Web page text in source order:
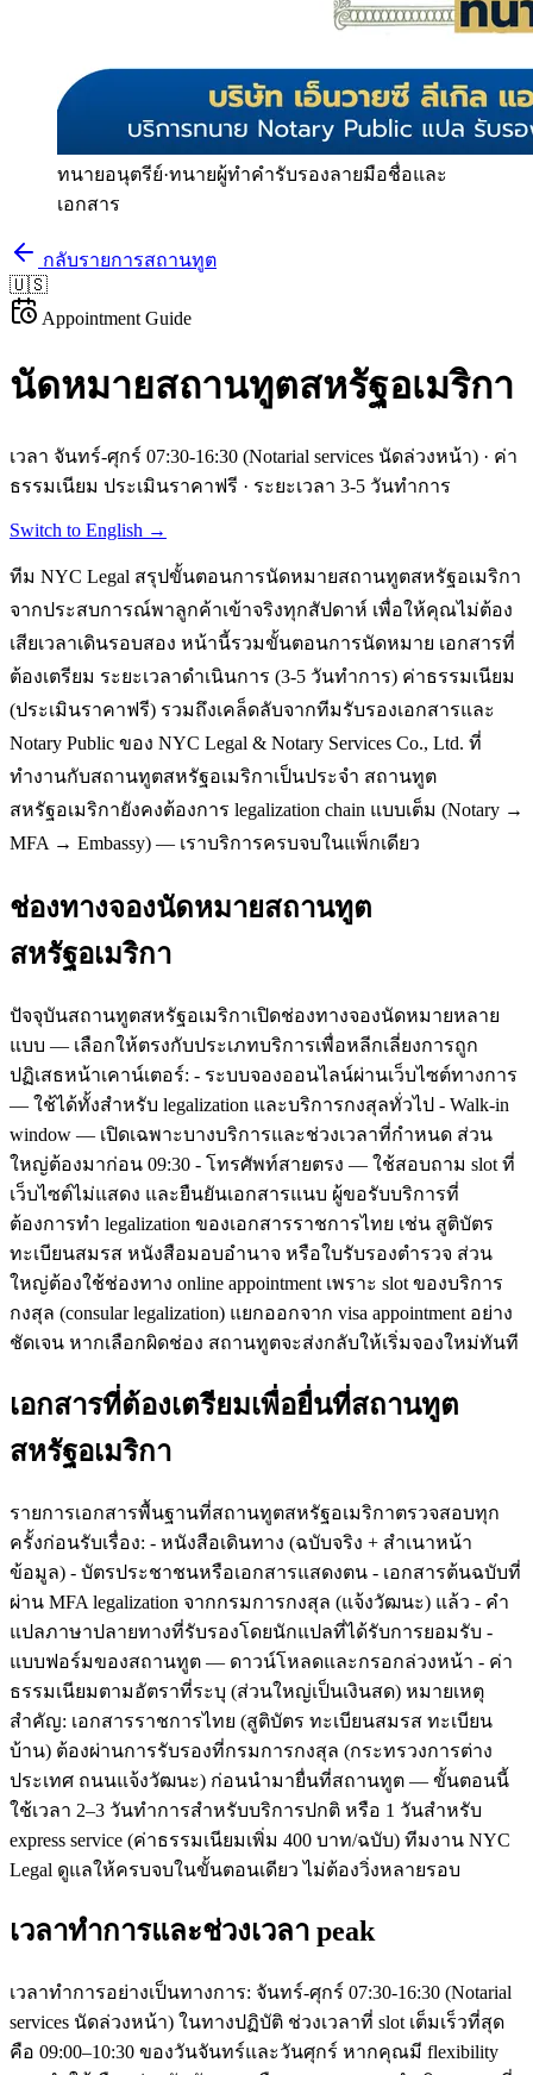
ทนายอนุตรีย์·ทนายผู้ทำคำรับรองลายมือชื่อและ
เอกสาร
กลับรายการสถานทูต
🇺🇸
Appointment Guide
นัดหมายสถานทูตสหรัฐอเมริกา
เวลา จันทร์-ศุกร์ 07:30-16:30 (Notarial services นัดล่วงหน้า) · ค่า
ธรรมเนียม ประเมินราคาฟรี · ระยะเวลา 3-5 วันทำการ
Switch to English →
ทีม NYC Legal สรุปขั้นตอนการนัดหมายสถานทูตสหรัฐอเมริกา
จากประสบการณ์พาลูกค้าเข้าจริงทุกสัปดาห์ เพื่อให้คุณไม่ต้อง
เสียเวลาเดินรอบสอง หน้านี้รวมขั้นตอนการนัดหมาย เอกสารที่
ต้องเตรียม ระยะเวลาดำเนินการ (3-5 วันทำการ) ค่าธรรมเนียม
(ประเมินราคาฟรี) รวมถึงเคล็ดลับจากทีมรับรองเอกสารและ
Notary Public ของ NYC Legal & Notary Services Co., Ltd. ที่
ทำงานกับสถานทูตสหรัฐอเมริกาเป็นประจำ สถานทูต
สหรัฐอเมริกายังคงต้องการ legalization chain แบบเต็ม (Notary →
MFA → Embassy) — เราบริการครบจบในแพ็กเดียว
ช่องทางจองนัดหมายสถานทูต
สหรัฐอเมริกา
ปัจจุบันสถานทูตสหรัฐอเมริกาเปิดช่องทางจองนัดหมายหลาย
แบบ — เลือกให้ตรงกับประเภทบริการเพื่อหลีกเลี่ยงการถูก
ปฏิเสธหน้าเคาน์เตอร์: - ระบบจองออนไลน์ผ่านเว็บไซต์ทางการ
— ใช้ได้ทั้งสำหรับ legalization และบริการกงสุลทั่วไป - Walk-in
window — เปิดเฉพาะบางบริการและช่วงเวลาที่กำหนด ส่วน
ใหญ่ต้องมาก่อน 09:30 - โทรศัพท์สายตรง — ใช้สอบถาม slot ที่
เว็บไซต์ไม่แสดง และยืนยันเอกสารแนบ ผู้ขอรับบริการที่
ต้องการทำ legalization ของเอกสารราชการไทย เช่น สูติบัตร
ทะเบียนสมรส หนังสือมอบอำนาจ หรือใบรับรองตำรวจ ส่วน
ใหญ่ต้องใช้ช่องทาง online appointment เพราะ slot ของบริการ
กงสุล (consular legalization) แยกออกจาก visa appointment อย่าง
ชัดเจน หากเลือกผิดช่อง สถานทูตจะส่งกลับให้เริ่มจองใหม่ทันที
เอกสารที่ต้องเตรียมเพื่อยื่นที่สถานทูต
สหรัฐอเมริกา
รายการเอกสารพื้นฐานที่สถานทูตสหรัฐอเมริกาตรวจสอบทุก
ครั้งก่อนรับเรื่อง: - หนังสือเดินทาง (ฉบับจริง + สำเนาหน้า
ข้อมูล) - บัตรประชาชนหรือเอกสารแสดงตน - เอกสารต้นฉบับที่
ผ่าน MFA legalization จากกรมการกงสุล (แจ้งวัฒนะ) แล้ว - คำ
แปลภาษาปลายทางที่รับรองโดยนักแปลที่ได้รับการยอมรับ -
แบบฟอร์มของสถานทูต — ดาวน์โหลดและกรอกล่วงหน้า - ค่า
ธรรมเนียมตามอัตราที่ระบุ (ส่วนใหญ่เป็นเงินสด) หมายเหตุ
สำคัญ: เอกสารราชการไทย (สูติบัตร ทะเบียนสมรส ทะเบียน
บ้าน) ต้องผ่านการรับรองที่กรมการกงสุล (กระทรวงการต่าง
ประเทศ ถนนแจ้งวัฒนะ) ก่อนนำมายื่นที่สถานทูต — ขั้นตอนนี้
ใช้เวลา 2–3 วันทำการสำหรับบริการปกติ หรือ 1 วันสำหรับ
express service (ค่าธรรมเนียมเพิ่ม 400 บาท/ฉบับ) ทีมงาน NYC
Legal ดูแลให้ครบจบในขั้นตอนเดียว ไม่ต้องวิ่งหลายรอบ
เวลาทำการและช่วงเวลา peak
เวลาทำการอย่างเป็นทางการ: จันทร์-ศุกร์ 07:30-16:30 (Notarial
services นัดล่วงหน้า) ในทางปฏิบัติ ช่วงเวลาที่ slot เต็มเร็วที่สุด
คือ 09:00–10:30 ของวันจันทร์และวันศุกร์ หากคุณมี flexibility